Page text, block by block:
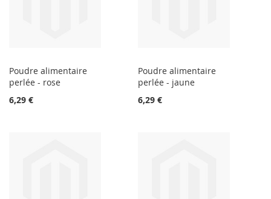
Poudre alimentaire
perlée - rose
6,29 €
Poudre alimentaire
perlée - jaune
6,29 €